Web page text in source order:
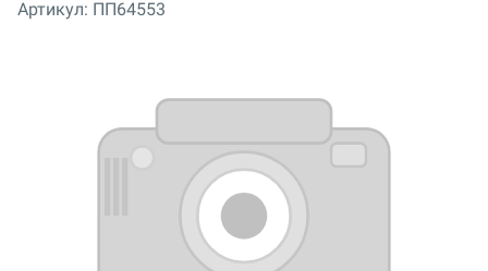
Артикул: ПП64553